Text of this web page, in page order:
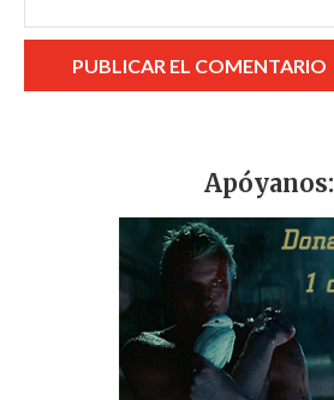
Apóyanos: